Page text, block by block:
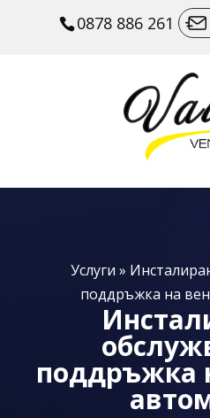
0878 886 261
Услуги »
поддръжка на
поддръжка